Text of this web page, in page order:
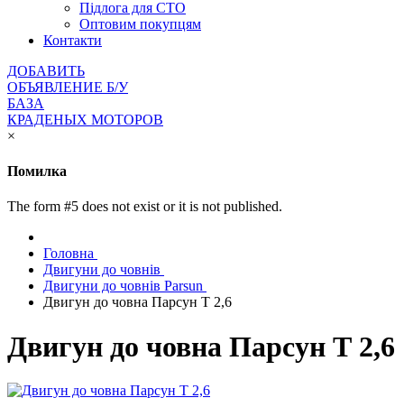
Підлога для СТО
Оптовим покупцям
Контакти
ДОБАВИТЬ
ОБЪЯВЛЕНИЕ Б/У
БАЗА
КРАДЕНЫХ МОТОРОВ
×
Помилка
The form #5 does not exist or it is not published.
Головна
Двигуни до човнів
Двигуни до човнів Parsun
Двигун до човна Парсун Т 2,6
Двигун до човна Парсун Т 2,6